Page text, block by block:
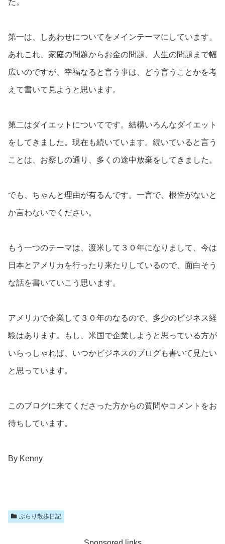
第一は、しあわせについてをメインテーマにしています。
あれこれ、家庭の問題からお金の問題、人生の問題まで幅
広いのですが、幸福なると言う事は、どう言うことかを考
えて書いて見ようと思います。
第二はダイエットについてです。結構いろんなダイエット
をしてきました。現在も続いています。続いていると言う
ことは、お察しの通り、多くの途中放棄をしてきました。
でも、ちゃんと理由が有るんです。一言で、根性がないと
か言わないでください。
もう一つのテーマは、渡米して３０年になりまして、今は
日本とアメリカを行ったり来たりしているので、面白そう
な話を書いていこう思います。
アメリカで企業して３０年のなるので、多少のビジネス経
験はあります。もし、米国で企業しようと思っている方が
いらっしゃれば、いつかビジネスのブログも書いて見たい
と思っています。
このブログに来てくださった方からの質問やコメントをお
待ちしています。
By Kenny
ぶらり散歩日記